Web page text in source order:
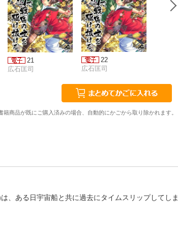
21
広石匡司
22
広石匡司
商品が既にご購入済みの場合、自動的にかごから取り除かれます。
、ある日宇宙船と共に過去にタイムスリップしてしま